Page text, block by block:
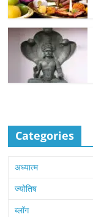
Categories
अध्यात्म
ज्योतिष
ब्लॉग